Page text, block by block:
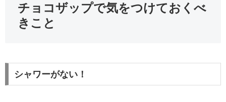
チョコザップで気をつけておくべ
きこと
シャワーがない！